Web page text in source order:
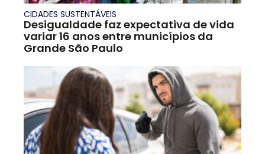
CIDADES SUSTENTÁVEIS
Desigualdade faz expectativa de vida
variar 16 anos entre municípios da
Grande São Paulo